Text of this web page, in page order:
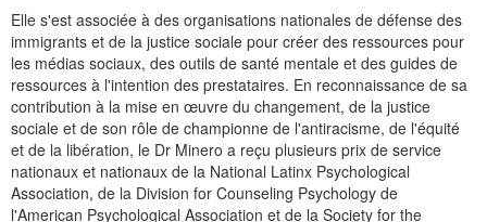
Elle s'est associée à des organisations nationales de défense des
immigrants et de la justice sociale pour créer des ressources pour
les médias sociaux, des outils de santé mentale et des guides de
ressources à l'intention des prestataires. En reconnaissance de sa
contribution à la mise en œuvre du changement, de la justice
sociale et de son rôle de championne de l'antiracisme, de l'équité
et de la libération, le Dr Minero a reçu plusieurs prix de service
nationaux et nationaux de la National Latinx Psychological
Association, de la Division for Counseling Psychology de
l'American Psychological Association et de la Society for the